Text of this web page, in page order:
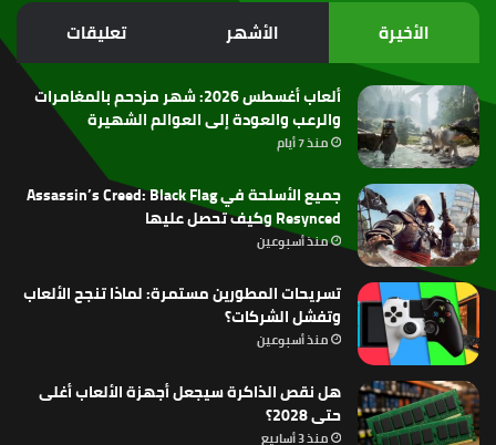
الموقع
RSS
الأخيرة الأشهر تعليقات
ألعاب أغسطس 2026: شهر مزدحم بالمغامرات
والرعب والعودة إلى العوالم الشهيرة
منذ 7 أيام
جميع الأسلحة في Assassin’s Creed: Black Flag
Resynced وكيف تحصل عليها
منذ أسبوعين
تسريحات المطورين مستمرة: لماذا تنجح الألعاب
وتفشل الشركات؟
منذ أسبوعين
هل نقص الذاكرة سيجعل أجهزة الألعاب أغلى
حتى 2028؟
منذ 3 أسابيع